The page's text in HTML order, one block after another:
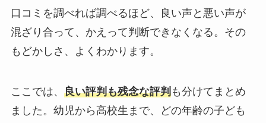
口コミを調べれば調べるほど、良い声と悪い声が
混ざり合って、かえって判断できなくなる。その
もどかしさ、よくわかります。
ここでは、 良い評判も残念な評判も分けてまとめ
ました。幼児から高校生まで、どの年齢の子ども